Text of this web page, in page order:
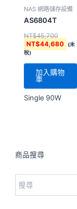
商品搜尋
NAS 網路儲存設備
AS6804T
NT$45,700
NT$44,680
(未
稅)
加入購物
車
Single 90W